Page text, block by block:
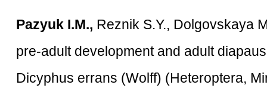
Pazyuk I.M., Reznik S.Y., Dolgovskaya
pre-adult development and adult
Dicyphus errans (Wolff) (Heteroptera,